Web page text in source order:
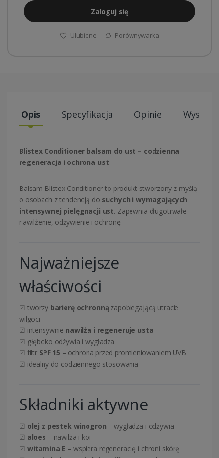
Zaloguj się
Ulubione Porównywarka
Opis Specyfikacja Opinie Wysyłki
Blistex Conditioner balsam do ust – codzienna
regeneracja i ochrona ust
Balsam Blistex Conditioner to produkt stworzony z myślą
o osobach z tendencją do suchych i wymagających
intensywnej pielęgnacji ust. Zapewnia długotrwałe
nawilżenie, odżywienie i ochronę.
Najważniejsze
właściwości
☑ tworzy barierę ochronnązapobiegającą utracie
wilgoci
☑ intensywnie nawilża i regeneruje usta
☑ głęboko odżywia i wygładza
☑ filtr SPF 15 – ochrona przed promieniowaniem UVB
☑ idealny do codziennego stosowania
Składniki aktywne
☑ olej z pestek winogron – wygładza i odżywia
☑ aloes – nawilża i koi
☑ witamina E – wspiera regenerację i chroni skórę